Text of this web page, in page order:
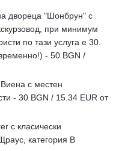
двореца "Шонбрун" с
при минимум
по тази услуга е 30.
- 50 BGN /
с местен
- 30 BGN / 15.34 EUR от
с класически
категория B